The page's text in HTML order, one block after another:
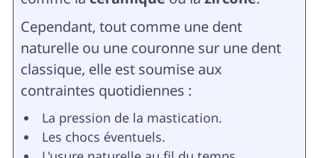
Cependant, tout comme une dent
naturelle ou une couronne sur une dent
classique, elle est soumise aux
contraintes quotidiennes :
La pression de la mastication.
Les chocs éventuels.